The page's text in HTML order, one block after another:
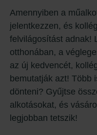
Amennyiben a
jelentkezzen, és
felvilágosítást adnak!
otthonában, a
az új kedvencét,
bemutatják azt! Több
dönteni? Gyűjtse
alkotásokat, és
legjobban tetszik!